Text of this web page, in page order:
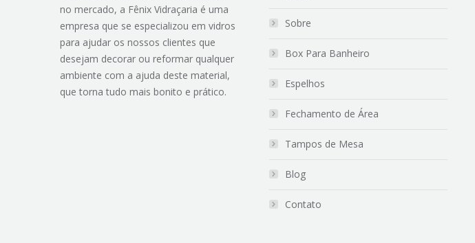
no mercado, a Fênix Vidraçaria é uma
empresa que se especializou em vidros
para ajudar os nossos clientes que
desejam decorar ou reformar qualquer
ambiente com a ajuda deste material,
que torna tudo mais bonito e prático.
Sobre
Box Para Banheiro
Espelhos
Fechamento de Área
Tampos de Mesa
Blog
Contato